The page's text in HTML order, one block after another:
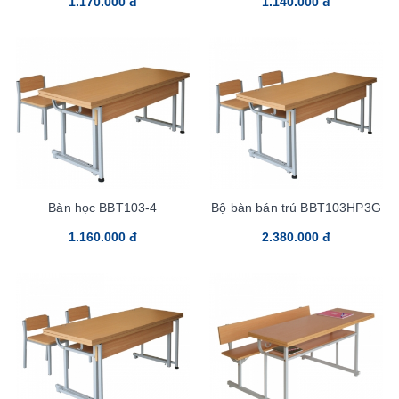
nhiều kiểu dáng, màu sắc, thích hợp với nhu cầu sử dụng.
Chất lượng cao
Được sản xuất từ chất liệu tự nhiên, thân thiện với môi trường. Có
độ chắc chắn cao, an toàn với các bạn học sinh. Bên cạnh đó,
mặt bàn và tựa ghế còn được phủ một lớp sơn trong suốt nhằm
Một chiếc bàn đẹp, sáng bóng sẽ tăng phần thú vị khi học tập.
Hiểu được điều đó, Hòa Phát luôn cố gắng cho ra mắt các dòng
bàn ghế học sinh bán trú có thiết kế đẹp mắt, đa năng, góp phần
tạo nên không gian học tập và nghỉ ngơi thoải mái nhất.
Bàn học BBT103-4
1.160.000 đ
Bộ bàn bán trú BBT103HP3G
2.380.000 đ